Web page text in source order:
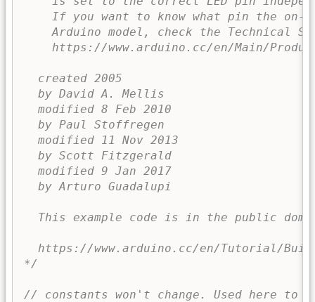
If you want to know what pin the on-
Arduino model, check the Technical
https://www.arduino.cc/en/Main/
  created 2005
  by David A. Mellis
  modified 8 Feb 2010
  by Paul Stoffregen
  modified 11 Nov 2013
  by Scott Fitzgerald
  modified 9 Jan 2017
  by Arturo Guadalupi
This example code is in the public
https://www.arduino.cc/en/Tutorial/
*/
// constants won't change. Used here to